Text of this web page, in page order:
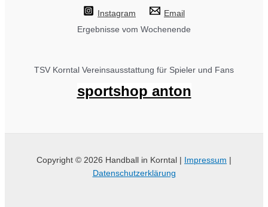
Instagram
Email
Ergebnisse vom Wochenende
TSV Korntal Vereinsausstattung für Spieler und Fans
sportshop anton
Copyright © 2026 Handball in Korntal | Impressum
Datenschutzerklärung